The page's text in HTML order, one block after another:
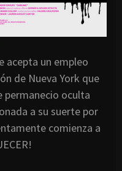
acepta un empleo
de Nueva York que
permanecio oculta
a su suerte por
comienza a